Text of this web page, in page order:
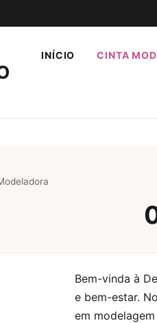
INÍCIO CINTA
Bem-vinda à
e bem-estar.
em